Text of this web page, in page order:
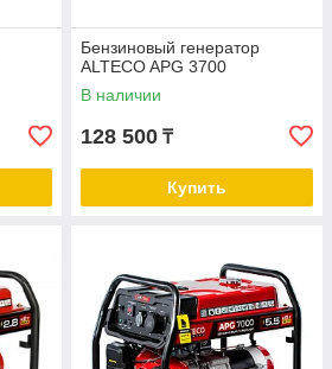
Бензиновый генератор
ALTECO APG 3700
В наличии
128 500 ₸
Купить